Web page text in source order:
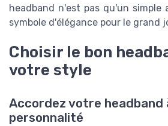
headband n'est pas qu'un simple
symbole d'élégance pour le grand
Choisir le bon
votre style
Accordez votre headband
personnalité